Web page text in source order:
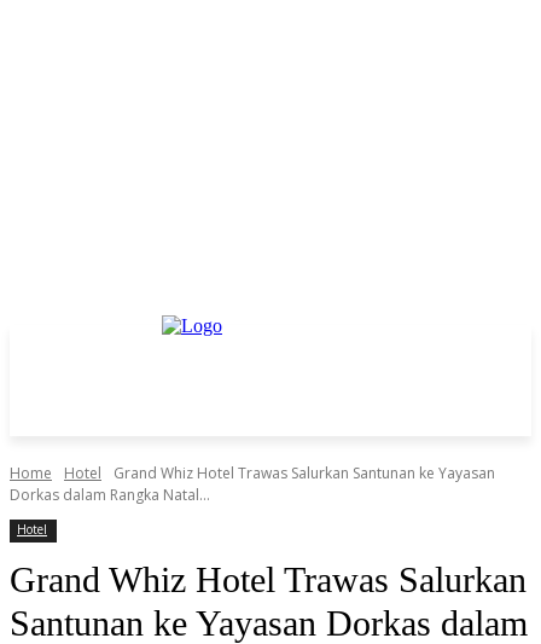
Home Hotel
Grand Whiz Hotel Trawas Salurkan Santunan ke Yayasan
Dorkas dalam Rangka Natal...
Hotel
Grand Whiz Hotel Trawas Salurkan
Santunan ke Yayasan Dorkas dalam